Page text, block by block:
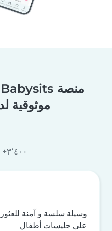
موثوقية
٣٬٤٠٠+ التقييمات
وسيلة سلسة و آمنة للعثور
على جليسات أطفال